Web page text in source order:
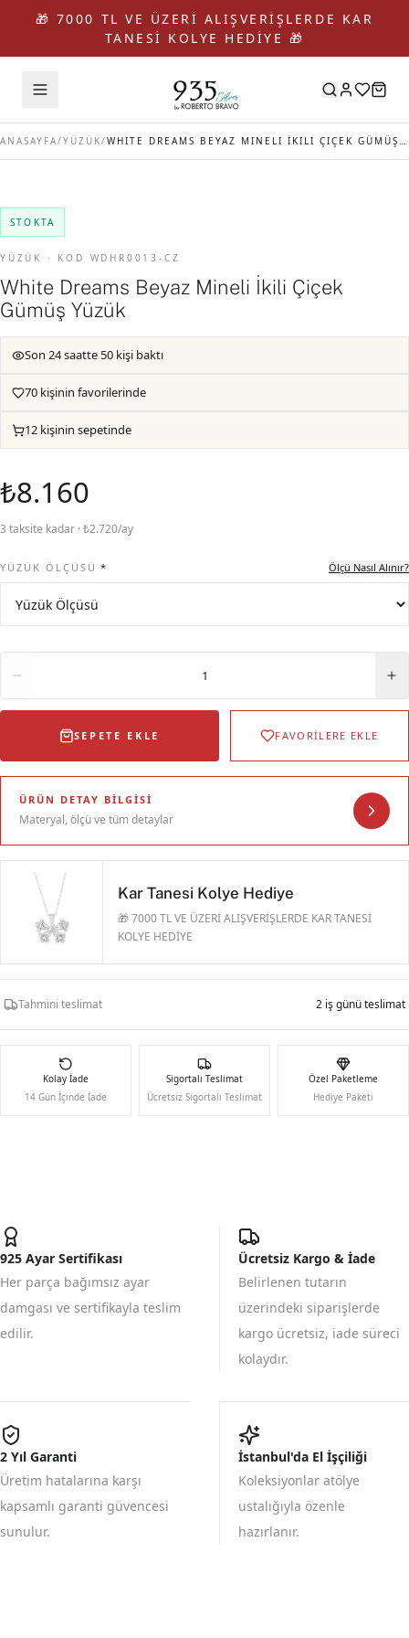
🎁 7000 TL VE ÜZERİ ALIŞVERİŞLERDE KAR
TANESİ KOLYE HEDİYE 🎁
ANASAYFA/YÜZÜK/ WHITE DREAMS BEYAZ MINELI İKILI ÇIÇEK GÜMÜŞ YÜZÜK
STOKTA
YÜZÜK · KOD WDHR0013-CZ
White Dreams Beyaz Mineli İkili Çiçek
Gümüş Yüzük
Son 24 saatte 50 kişi baktı
70 kişinin favorilerinde
12 kişinin sepetinde
₺8.160
3 taksite kadar · ₺2.720/ay
YÜZÜK ÖLÇÜSÜ * Ölçü Nasıl Alınır?
1
SEPETE EKLE FAVORİLERE EKLE
ÜRÜN DETAY BILGISI
Materyal, ölçü ve tüm detaylar
Kar Tanesi Kolye Hediye
🎁 7000 TL VE ÜZERİ ALIŞVERİŞLERDE KAR TANESİ
KOLYE HEDİYE
Tahmini teslimat 2 iş günü teslimat
Kolay İade
14 Gün İçinde İade
Sigortalı Teslimat
Ücretsiz Sigortalı Teslimat
Özel Paketleme
Hediye Paketi
925 Ayar Sertifikası
Her parça bağımsız ayar
damgası ve sertifikayla teslim
edilir.
Ücretsiz Kargo & İade
Belirlenen tutarın
üzerindeki siparişlerde
kargo ücretsiz, iade süreci
kolaydır.
2 Yıl Garanti
Üretim hatalarına karşı
kapsamlı garanti güvencesi
sunulur.
İstanbul'da El İşçiliği
Koleksiyonlar atölye
ustalığıyla özenle
hazırlanır.